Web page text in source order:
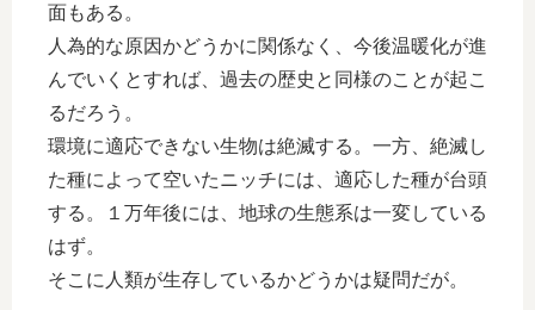
面もある。
人為的な原因かどうかに関係なく、今後温暖化が進
んでいくとすれば、過去の歴史と同様のことが起こ
るだろう。
環境に適応できない生物は絶滅する。一方、絶滅し
た種によって空いたニッチには、適応した種が台頭
する。１万年後には、地球の生態系は一変している
はず。
そこに人類が生存しているかどうかは疑問だが。